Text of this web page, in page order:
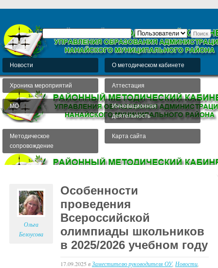
Новости О методическом кабинете
Хроника мероприятий Аттестация
МО
Инновационная
деятельность
Методическое
сопровождение
Карта сайта
Ольга
Белоусова
Особенности
проведения
Всероссийской
олимпиады школьников
в 2025/2026 учебном году
17.09.2025 вЗаместителю руководителя ОУ, Новости